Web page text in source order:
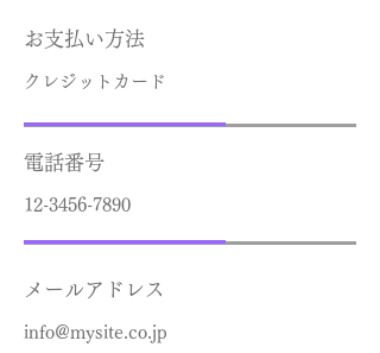
お支払い方法
クレジットカード
電話番号
12-3456-7890
メールアドレス
info@mysite.co.jp